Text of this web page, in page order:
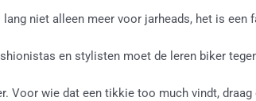
niet alleen meer voor jarheads, het is een
en stylisten moet de leren biker
Voor wie dat een tikkie too much vindt,